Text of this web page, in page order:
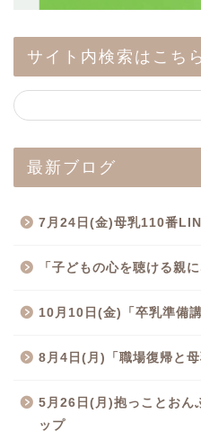
サイト内検索はこちら
最新ブログ
7月24日(金)母乳110番
「子どもの心を聴ける親
10月10日(金)「卒乳準備
8月4日(月)「職場復帰と
5月26日(月)抱っことおん
ップ